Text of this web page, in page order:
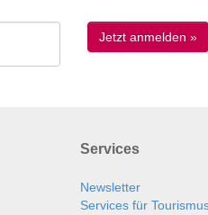
Services
Newsletter
Services für